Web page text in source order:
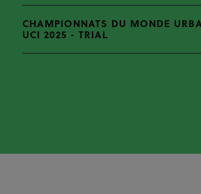
CHAMPIONNATS DU MONDE
UCI 2025 - TRIAL